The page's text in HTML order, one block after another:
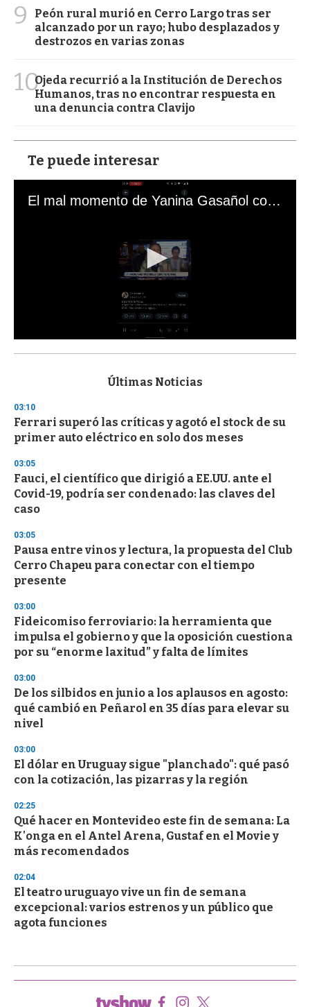
9
Peón rural murió en Cerro Largo tras ser
alcanzado por un rayo; hubo desplazados y
destrozos en varias zonas
10Ojeda recurrió a la Institución de Derechos
Humanos, tras no encontrar respuesta en
una denuncia contra Clavijo
Te puede interesar
El mal momento de Yanina Gasañol con un hincha argentino en "Subrayado"
s
d
s
o
f
3
s
e
c
o
d
s
Últimas Noticias
03:10
Ferrari superó las críticas y agotó el stock de su
primer auto eléctrico en solo dos meses
03:05
Fauci, el científico que dirigió a EE.UU. ante el
Covid-19, podría ser condenado: las claves del
caso
03:05
Pausa entre vinos y lectura, la propuesta del Club
Cerro Chapeu para conectar con el tiempo
presente
03:00
Fideicomiso ferroviario: la herramienta que
impulsa el gobierno y que la oposición cuestiona
por su “enorme laxitud” y falta de límites
03:00
De los silbidos en junio a los aplausos en agosto:
qué cambió en Peñarol en 35 días para elevar su
nivel
03:00
El dólar en Uruguay sigue "planchado": qué pasó
con la cotización, las pizarras y la región
02:25
Qué hacer en Montevideo este fin de semana: La
K'onga en el Antel Arena, Gustaf en el Movie y
más recomendados
02:04
El teatro uruguayo vive un fin de semana
excepcional: varios estrenos y un público que
agota funciones